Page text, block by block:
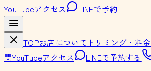
YouTubeアクセス LINEで予約
TOPお店について トリミング・料金
問YouTubeアクセス LINEで予約する